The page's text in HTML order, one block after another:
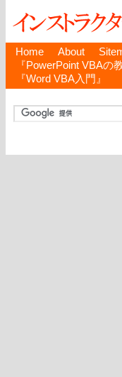
Home About
『PowerPoint VBAの
『Word VBA入門』